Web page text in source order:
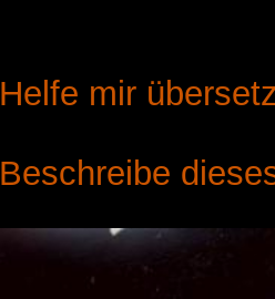
Helfe mir
Beschreibe